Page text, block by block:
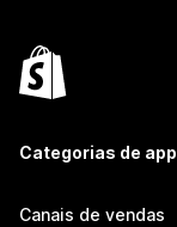
Categorias de app
Canais de vendas